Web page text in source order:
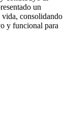
un
consolidando
y funcional para